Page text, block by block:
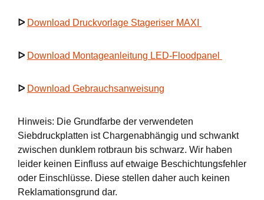
ᐅ Download Druckvorlage Stageriser MAXI
ᐅ Download Montageanleitung LED-Floodpanel
ᐅ Download Gebrauchsanweisung
Hinweis: Die Grundfarbe der verwendeten
Siebdruckplatten ist Chargenabhängig und schwankt
zwischen dunklem rotbraun bis schwarz. Wir haben
leider keinen Einfluss auf etwaige Beschichtungsfehler
oder Einschlüsse. Diese stellen daher auch keinen
Reklamationsgrund dar.